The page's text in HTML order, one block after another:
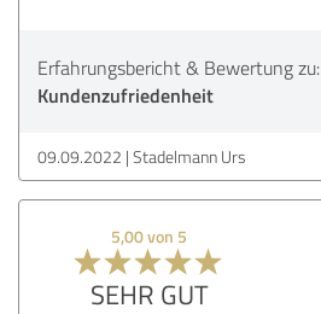
Erfahrungsbericht & Bewertung zu:
Kundenzufriedenheit
09.09.2022 Stadelmann Urs
5,00 von 5
SEHR GUT